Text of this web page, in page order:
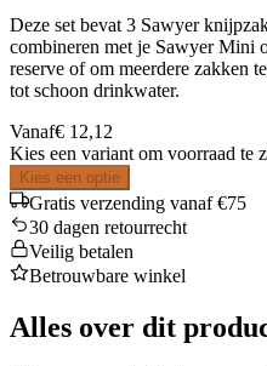
Deze set bevat 3 Sawyer
combineren met je Sawyer Mini
reserve of om meerdere zakken
tot schoon drinkwater.
Vanaf€ 12,12
Kies een variant om voorraad te
Kies een optie
Gratis verzending vanaf €75
30 dagen retourrecht
Veilig betalen
Betrouwbare winkel
Alles over dit